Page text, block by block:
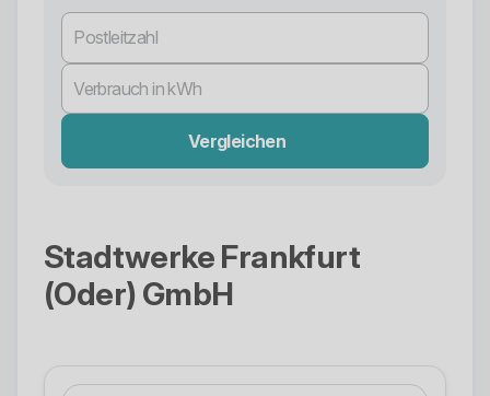
Vergleichen
Stadtwerke Frankfurt
(Oder) GmbH